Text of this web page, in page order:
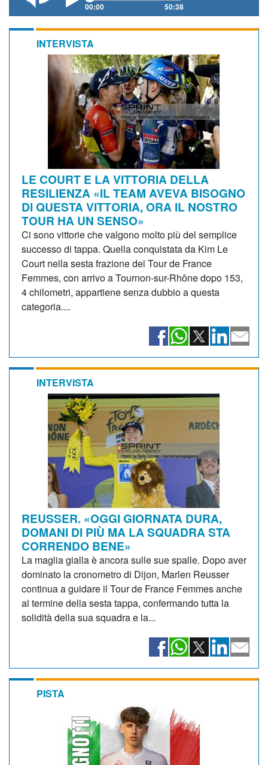
00:00 50:38
INTERVISTA
LE COURT E LA VITTORIA DELLA
RESILIENZA «IL TEAM AVEVA BISOGNO
DI QUESTA VITTORIA, ORA IL NOSTRO
TOUR HA UN SENSO»
Ci sono vittorie che valgono molto più del semplice
successo di tappa. Quella conquistata da Kim Le
Court nella sesta frazione del Tour de France
Femmes, con arrivo a Tournon-sur-Rhône dopo 153,
4 chilometri, appartiene senza dubbio a questa
categoria....
INTERVISTA
REUSSER. «OGGI GIORNATA DURA,
DOMANI DI PIÙ MA LA SQUADRA STA
CORRENDO BENE»
La maglia gialla è ancora sulle sue spalle. Dopo aver
dominato la cronometro di Dijon, Marlen Reusser
continua a guidare il Tour de France Femmes anche
al termine della sesta tappa, confermando tutta la
solidità della sua squadra e la...
PISTA